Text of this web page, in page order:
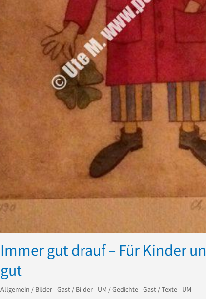
Immer gut drauf – Für Kinder
gut
Allgemein / Bilder - Gast / Bilder - UM /Gedichte - Gast /Texte - UM